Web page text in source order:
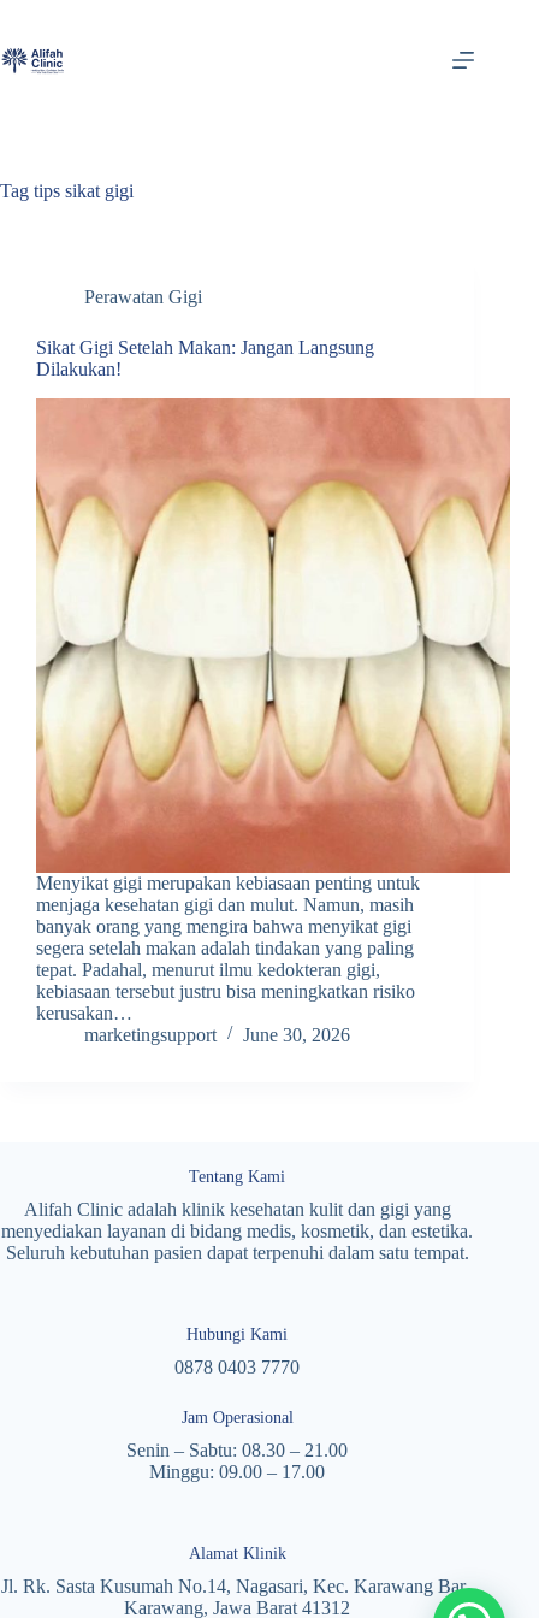
content
Tag tips sikat gigi
Perawatan Gigi
Sikat Gigi Setelah Makan: Jangan Langsung
Dilakukan!
Menyikat gigi merupakan kebiasaan penting untuk
menjaga kesehatan gigi dan mulut. Namun, masih
banyak orang yang mengira bahwa menyikat gigi
segera setelah makan adalah tindakan yang paling
tepat. Padahal, menurut ilmu kedokteran gigi,
kebiasaan tersebut justru bisa meningkatkan risiko
kerusakan…
marketingsupport
June 30, 2026
Tentang Kami
Alifah Clinic adalah klinik kesehatan kulit dan gigi yang
menyediakan layanan di bidang medis, kosmetik, dan estetika.
Seluruh kebutuhan pasien dapat terpenuhi dalam satu tempat.
Hubungi Kami
0878 0403 7770
Jam Operasional
Senin – Sabtu: 08.30 – 21.00
Minggu: 09.00 – 17.00
Alamat Klinik
Jl. Rk. Sasta Kusumah No.14, Nagasari, Kec. Karawang Bar.,
Karawang, Jawa Barat 41312